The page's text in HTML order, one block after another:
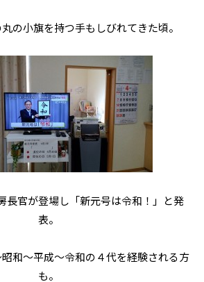
の小旗を持つ手もしびれてきた頃。
長官が登場し「新元号は令和！」と発
表。
和～平成～令和の４代を経験される方
も。